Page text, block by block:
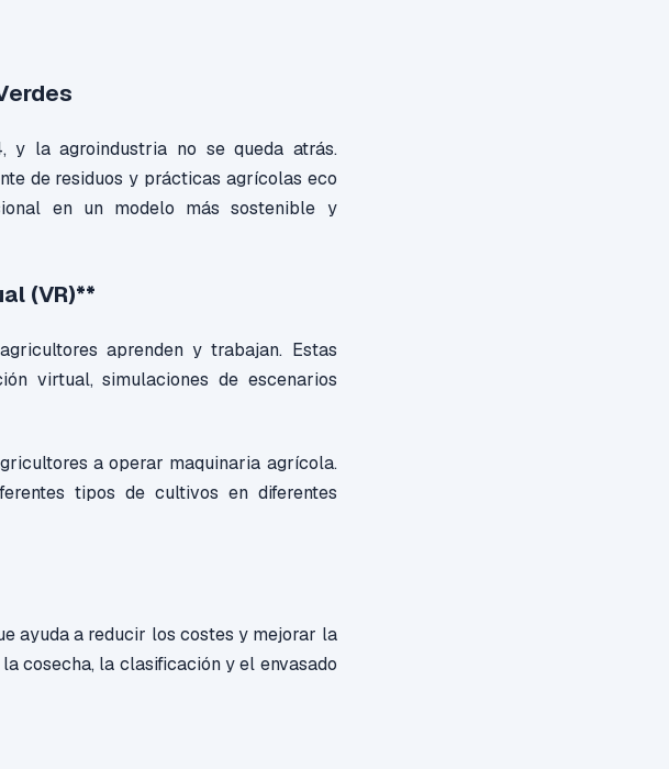
la agroindustria no se queda atrás.
de residuos y prácticas agrícolas eco
en un modelo más sostenible y
(VR)**
aprenden y trabajan. Estas
virtual, simulaciones de escenarios
a operar maquinaria agrícola.
tipos de cultivos en diferentes
ayuda a reducir los costes y mejorar la
cosecha, la clasificación y el envasado